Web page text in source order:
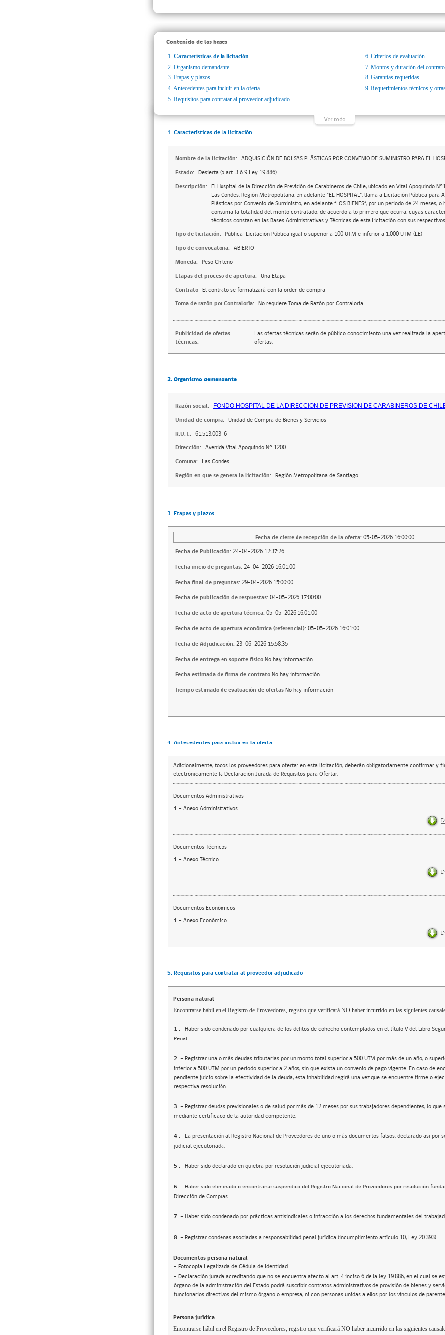
Contenido de las bases
1. Características de la licitación
2. Organismo demandante
3. Etapas y plazos
4. Antecedentes para incluir en la oferta
5. Requisitos para contratar al proveedor adjudicado
6. Criterios de evaluación
7. Montos y duración del contrato
8. Garantías requeridas
9. Requerimientos técnicos y
1. Características de la licitación
Nombre de la licitación: ADQUISICIÓN DE BOLSAS PLÁSTICAS POR CONVENIO DE SUMINISTRO PARA EL
Estado: Desierta (o art. 3 ó 9 Ley 19.886)
Descripción: El Hospital de la Dirección de Previsión de Carabineros de Chile, ubicado en Vital Apoquindo
Las Condes, Región Metropolitana, en adelante “EL HOSPITAL”, llama a Licitación Pública para
Plásticas por Convenio de Suministro, en adelante “LOS BIENES”, por un periodo de 24 meses, o
consuma la totalidad del monto contratado, de acuerdo a lo primero que ocurra, cuyas
técnicos constan en las Bases Administrativas y Técnicas de esta Licitación con sus
Tipo de licitación: Pública-Licitación Pública igual o superior a 100 UTM e inferior a 1.000 UTM (LE)
Tipo de convocatoria: ABIERTO
Moneda: Peso Chileno
Etapas del proceso de apertura: Una Etapa
Contrato El contrato se formalizará con la orden de compra
Toma de razón por Contraloría: No requiere Toma de Razón por Contraloría
Publicidad de ofertas
técnicas:
Las ofertas técnicas serán de público conocimiento una vez realizada la
ofertas.
2. Organismo demandante
Razón social: FONDO HOSPITAL DE LA DIRECCION DE PREVISION DE CARABINEROS DE
Unidad de compra: Unidad de Compra de Bienes y Servicios
R.U.T.: 61.513.003-6
Dirección: Avenida Vital Apoquindo N° 1200
Comuna: Las Condes
Región en que se genera la licitación: Región Metropolitana de Santiago
3. Etapas y plazos
Fecha de cierre de recepción de la oferta: 05-05-2026 16:00:00
Fecha de Publicación: 24-04-2026 12:37:26
Fecha inicio de preguntas: 24-04-2026 16:01:00
Fecha final de preguntas: 29-04-2026 15:00:00
Fecha de publicación de respuestas: 04-05-2026 17:00:00
Fecha de acto de apertura técnica: 05-05-2026 16:01:00
Fecha de acto de apertura económica (referencial): 05-05-2026 16:01:00
Fecha de Adjudicación: 23-06-2026 15:58:35
Fecha de entrega en soporte fisicoNo hay información
Fecha estimada de firma de contratoNo hay información
Tiempo estimado de evaluación de ofertasNo hay información
4. Antecedentes para incluir en la oferta
Adicionalmente, todos los proveedores para ofertar en esta licitación, deberán obligatoriamente confirmar y
electrónicamente la Declaración Jurada de Requisitos para Ofertar.
Documentos Administrativos
1.- Anexo Administrativos
Documentos Técnicos
1.- Anexo Técnico
Documentos Económicos
1.- Anexo Económico
5. Requisitos para contratar al proveedor adjudicado
Persona natural
Encontrarse hábil en el Registro de Proveedores, registro que verificará NO haber incurrido en las siguientes
1.- Haber sido condenado por cualquiera de los delitos de cohecho contemplados en el título V del Libro
Penal.
2.- Registrar una o más deudas tributarias por un monto total superior a 500 UTM por más de un año, o
inferior a 500 UTM por un período superior a 2 años, sin que exista un convenio de pago vigente. En caso de
pendiente juicio sobre la efectividad de la deuda, esta inhabilidad regirá una vez que se encuentre firme o
respectiva resolución.
3 .- Registrar deudas previsionales o de salud por más de 12 meses por sus trabajadores dependientes, lo que
mediante certificado de la autoridad competente.
4.- La presentación al Registro Nacional de Proveedores de uno o más documentos falsos, declarado así por
judicial ejecutoriada.
5 .- Haber sido declarado en quiebra por resolución judicial ejecutoriada.
6.- Haber sido eliminado o encontrarse suspendido del Registro Nacional de Proveedores por resolución
Dirección de Compras.
7.- Haber sido condenado por prácticas antisindicales o infracción a los derechos fundamentales del
8.- Registrar condenas asociadas a responsabilidad penal jurídica (incumplimiento artículo 10, Ley 20.393).
Documentos persona natural
- Fotocopia Legalizada de Cédula de Identidad
- Declaración jurada acreditando que no se encuentra afecto al art. 4 inciso 6 de la ley 19.886, en el cual se
órgano de la administración del Estado podrá suscribir contratos administrativos de provisión de bienes y
funcionarios directivos del mismo órgano o empresa, ni con personas unidas a ellos por los vínculos de
Persona jurídica
Encontrarse hábil en el Registro de Proveedores, registro que verificará NO haber incurrido en las siguientes